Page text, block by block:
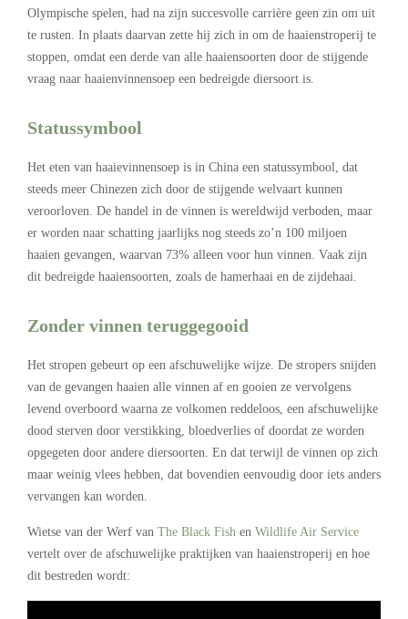
Olympische spelen, had na zijn succesvolle carrière geen zin om uit
te rusten. In plaats daarvan zette hij zich in om de haaienstroperij te
stoppen, omdat een derde van alle haaiensoorten door de stijgende
vraag naar haaienvinnensoep een bedreigde diersoort is.
Statussymbool
Het eten van haaievinnensoep is in China een statussymbool, dat
steeds meer Chinezen zich door de stijgende welvaart kunnen
veroorloven. De handel in de vinnen is wereldwijd verboden, maar
er worden naar schatting jaarlijks nog steeds zo’n 100 miljoen
haaien gevangen, waarvan 73% alleen voor hun vinnen. Vaak zijn
dit bedreigde haaiensoorten, zoals de hamerhaai en de zijdehaai.
Zonder vinnen teruggegooid
Het stropen gebeurt op een afschuwelijke wijze. De stropers snijden
van de gevangen haaien alle vinnen af en gooien ze vervolgens
levend overboord waarna ze volkomen reddeloos, een afschuwelijke
dood sterven door verstikking, bloedverlies of doordat ze worden
opgegeten door andere diersoorten. En dat terwijl de vinnen op zich
maar weinig vlees hebben, dat bovendien eenvoudig door iets anders
vervangen kan worden.
Wietse van der Werf van The Black Fish en Wildlife Air Service
vertelt over de afschuwelijke praktijken van haaienstroperij en hoe
dit bestreden wordt: